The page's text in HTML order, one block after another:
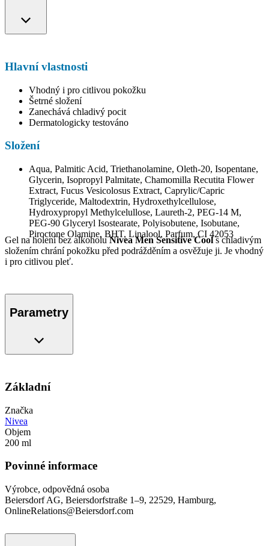
Hlavní vlastnosti
Vhodný i pro citlivou pokožku
Šetrné složení
Zanechává chladivý pocit
Dermatologicky testováno
Složení
Aqua, Palmitic Acid, Triethanolamine, Oleth-20, Isopentane,
Glycerin, Isopropyl Palmitate, Chamomilla Recutita Flower
Extract, Fucus Vesicolosus Extract, Caprylic/Capric
Triglyceride, Maltodextrin, Hydroxethylcellulose,
Hydroxypropyl Methylcelullose, Laureth-2, PEG-14 M,
PEG-90 Glyceryl Isostearate, Polyisobutene, Isobutane,
Piroctone Olamine, BHT, Linalool, Parfum, CI 42053
Gel na holení bez alkoholuNivea Men Sensitive Cools chladivým
složením chrání pokožku před podrážděním a osvěžuje ji. Je vhodný
i pro citlivou pleť.
Parametry
Základní
Značka
Nivea
Objem
200 ml
Povinné informace
Výrobce, odpovědná osoba
Beiersdorf AG, Beiersdorfstraße 1–9, 22529, Hamburg,
OnlineRelations@Beiersdorf.com